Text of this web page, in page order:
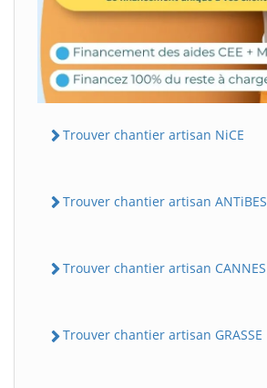
Trouver chantier artisan NiCE
Trouver chantier artisan ANTiBES
Trouver chantier artisan CANNES
Trouver chantier artisan GRASSE